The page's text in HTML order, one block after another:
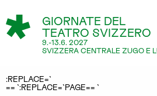
GIORNATE DEL
TEATRO SVIZZERO
9.-13.6. 2027
SVIZZERA CENTRALE ZUGO E
:REPLACE=`
== `:REPLACE=`PAGE== `